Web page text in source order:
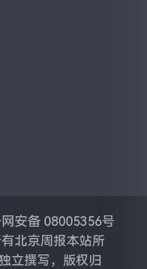
安备 08005356号
北京周报本站所
立撰写，版权归